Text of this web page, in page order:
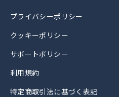
プライバシーポリシー
クッキーポリシー
サポートポリシー
利用規約
特定商取引法に基づく表記